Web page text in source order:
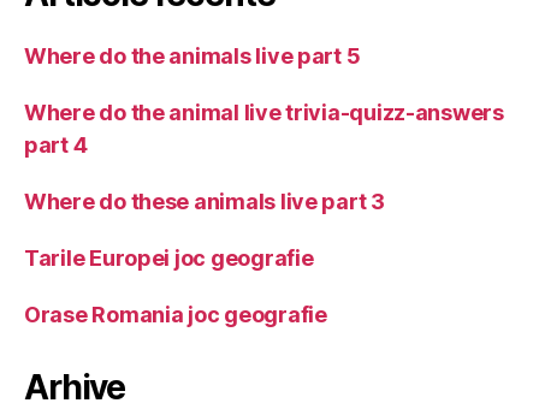
Where do the animals live part 5
Where do the animal live trivia-quizz-answers
part 4
Where do these animals live part 3
Tarile Europei joc geografie
Orase Romania joc geografie
Arhive